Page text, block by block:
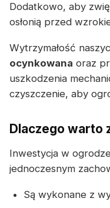
Dodatkowo, aby
osłonią przed
Wytrzymałość
ocynkowana oraz
uszkodzenia
czyszczenie, aby
Dlaczego warto
Inwestycja w
jednoczesnym
Są wykonane z